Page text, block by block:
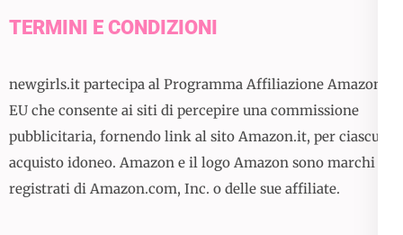
TERMINI E CONDIZIONI
newgirls.it partecipa al Programma Affiliazione Amazon
EU che consente ai siti di percepire una commissione
pubblicitaria, fornendo link al sito Amazon.it, per ciascun
acquisto idoneo. Amazon e il logo Amazon sono marchi
registrati di Amazon.com, Inc. o delle sue affiliate.